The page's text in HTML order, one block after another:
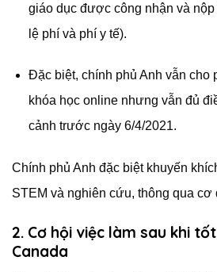
giáo dục được công nhận và
lệ phí và phí y tế).
Đặc biệt, chính phủ Anh vẫn cho
khóa học online nhưng vẫn đủ
cảnh trước ngày 6/4/2021.
Chính phủ Anh đặc biệt khuyến
STEM và nghiên cứu, thông qua cơ
2. Cơ hội việc làm sau khi
Canada